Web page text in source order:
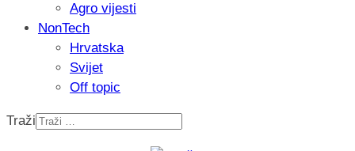
Recenzija: Einhell Professional CP-
Agro vijesti
NonTech
Hrvatska
Svijet
Off topic
Traži